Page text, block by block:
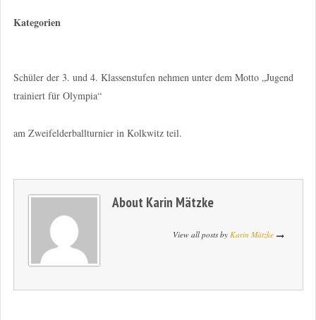
Kategorien
Schüler der 3. und 4. Klassenstufen nehmen unter dem Motto „Jugend
trainiert für Olympia“
am Zweifelderballturnier in Kolkwitz teil.
About Karin Mätzke
View all posts by Karin Mätzke